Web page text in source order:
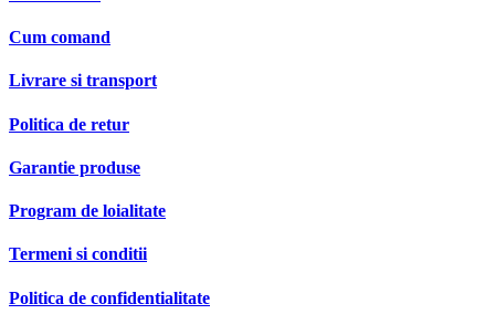
Cum comand
Livrare si transport
Politica de retur
Garantie produse
Program de loialitate
Termeni si conditii
Politica de confidentialitate